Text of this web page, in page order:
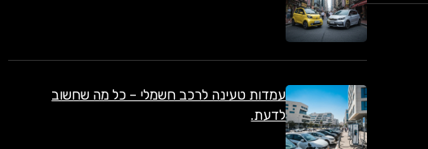
עמדות טעינה לרכב חשמלי – כל מה שחשוב
לדעת.